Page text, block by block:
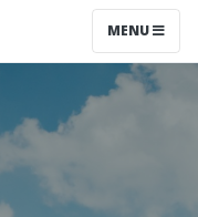
MENU